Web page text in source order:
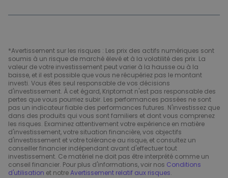
*Avertissement sur les risques : Les prix des actifs numériques sont
soumis à un risque de marché élevé et à la volatilité des prix. La
valeur de votre investissement peut varier à la hausse ou à la
baisse, et il est possible que vous ne récupériez pas le montant
investi. Vous êtes seul responsable de vos décisions
d'investissement. À cet égard, Kriptomat n'est pas responsable des
pertes que vous pourriez subir. Les performances passées ne sont
pas un indicateur fiable des performances futures. N'investissez que
dans des produits qui vous sont familiers et dont vous comprenez
les risques. Examinez attentivement votre expérience en matière
d'investissement, votre situation financière, vos objectifs
d'investissement et votre tolérance au risque, et consultez un
conseiller financier indépendant avant d'effectuer tout
investissement. Ce matériel ne doit pas être interprété comme un
conseil financier. Pour plus d'informations, voir nos Conditions
d'utilisation et notreAvertissement relatif aux risques.